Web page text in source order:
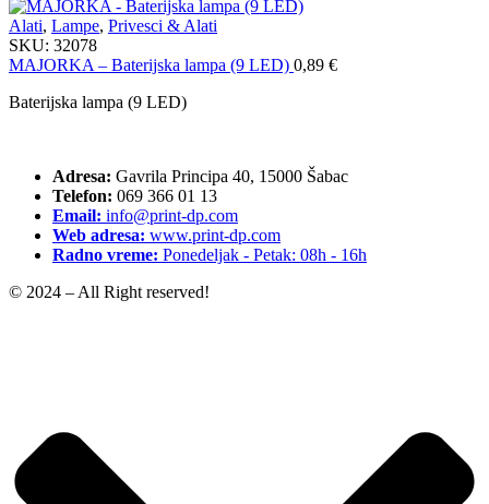
Alati, Lampe, Privesci & Alati
SKU: 32078
MAJORKA – Baterijska lampa (9 LED) 0,89 €
Baterijska lampa (9 LED)
Adresa: Gavrila Principa 40, 15000 Šabac
Telefon: 069 366 01 13
Email: info@print-dp.com
Web adresa: www.print-dp.com
Radno vreme: Ponedeljak - Petak: 08h - 16h
© 2024 – All Right reserved!